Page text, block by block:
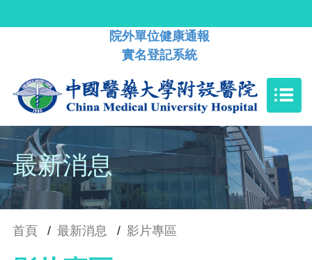
院外單位健康通報
實名登記系統
最新消息
首頁 / 最新消息 / 影片專區